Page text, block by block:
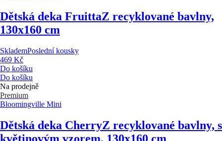
Dětská deka FruittaZ recyklované bavlny,
130x160 cm
SklademPoslední kousky
469 Kč
Do košíku
Do košíku
Na prodejně
Premium
Bloomingville Mini
Dětská deka CherryZ recyklované bavlny, s
květinovým vzorem, 130x160 cm